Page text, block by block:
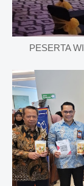
PESERTA